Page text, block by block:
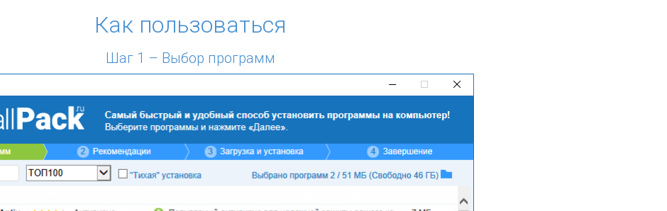
Как пользоваться
Шаг 1 – Выбор программ